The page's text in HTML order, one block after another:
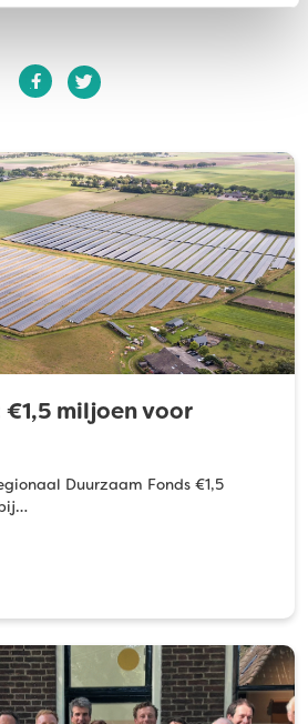
miljoen voor
Duurzaam Fonds €1,5